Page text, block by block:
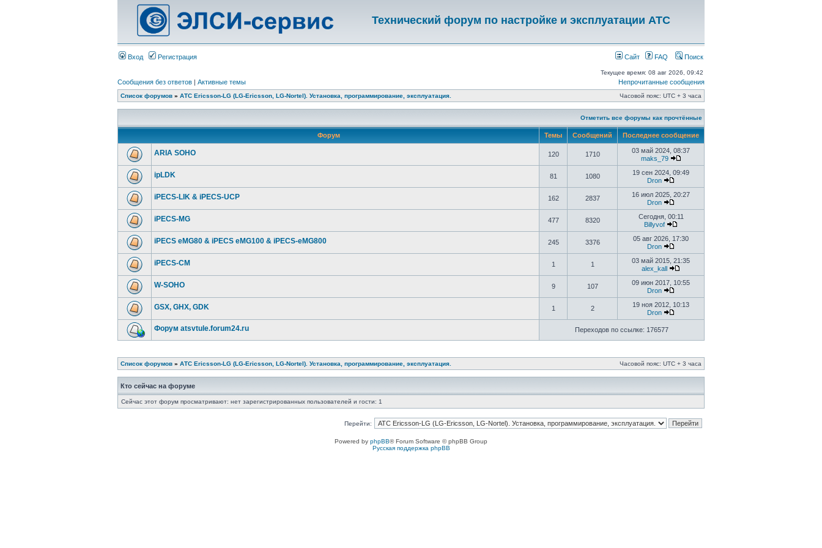
Технический форум по настройке и эксплуатации АТС
Вход Регистрация Сайт FAQ Поиск
Текущее время: 08 авг 2026, 09:42
Сообщения без ответов | Активные темы Непрочитанные сообщения
Список форумов » АТС Ericsson-LG (LG-Ericsson, LG-Nortel). Установка, программирование, эксплуатация. Часовой пояс: UTC + 3 часа
Отметить все форумы как прочтённые
Форум Темы Сообщений Последнее сообщение
ARIA SOHO 120 1710
03 май 2024, 08:37
maks_79
ipLDK 81 1080
19 сен 2024, 09:49
Dron
iPECS-LIK & iPECS-UCP 162 2837
16 июл 2025, 20:27
Dron
iPECS-MG 477 8320
Сегодня, 00:11
Billyvof
iPECS eMG80 & iPECS eMG100 & iPECS-eMG800 245 3376
05 авг 2026, 17:30
Dron
iPECS-CM 1 1
03 май 2015, 21:35
alex_kall
W-SOHO 9 107
09 июн 2017, 10:55
Dron
GSX, GHX, GDK 1 2
19 ноя 2012, 10:13
Dron
Форум atsvtule.forum24.ru Переходов по ссылке: 176577
Список форумов » АТС Ericsson-LG (LG-Ericsson, LG-Nortel). Установка, программирование, эксплуатация. Часовой пояс: UTC + 3 часа
Кто сейчас на форуме
Сейчас этот форум просматривают: нет зарегистрированных пользователей и гости: 1
Перейти:
Powered by phpBB® Forum Software © phpBB Group
Русская поддержка phpBB